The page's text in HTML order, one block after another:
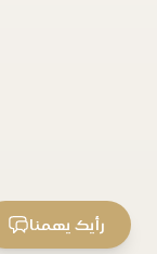
رأيك يهمنا